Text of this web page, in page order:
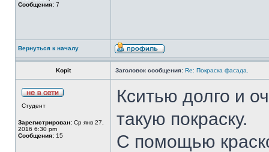
Сообщения: 7
Вернуться к началу
Kopit Заголовок сообщения: Re: Покраска фасада.
Студент
Зарегистрирован: Ср янв 27,
2016 6:30 pm
Сообщения: 15
Кситью долго и
такую покраску.
С помощью